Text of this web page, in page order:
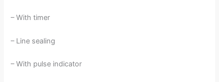
– With timer
– Line sealing
– With pulse indicator